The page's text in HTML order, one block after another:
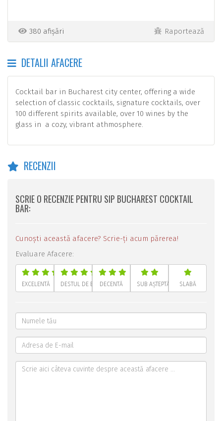
380 afișări Raportează
DETALII AFACERE
Cocktail bar in Bucharest city center, offering a wide
selection of classic cocktails, signature cocktails, over
100 different spirits available, over 10 wines by the
glass in a cozy, vibrant athmosphere.
RECENZII
SCRIE O RECENZIE PENTRU SIP BUCHAREST COCKTAIL
BAR:
Cunoști această afacere? Scrie-ți acum părerea!
Evaluare Afacere:
EXCELENTĂ DESTUL DE BUNĂDECENTĂ SUB AȘTEPTĂRI SLABĂ